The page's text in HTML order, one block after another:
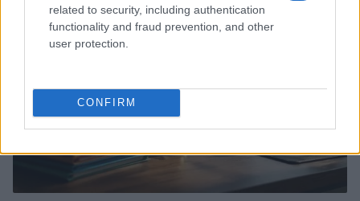
related to security, including authentication
functionality and fraud prevention, and other
user protection.
CONFIRM